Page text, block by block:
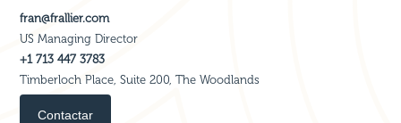
fran@frallier.com
US Managing Director
+1 713 447 3783
Timberloch Place, Suite 200, The Woodlands
Contactar